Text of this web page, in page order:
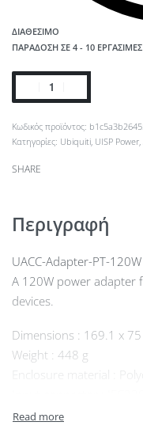
ΔΙΑΘΈΣΙΜΟ
ΠΑΡΆΔΟΣΗ ΣΕ 4 - 10 ΕΡΓΆΣΙΜΕΣ
Κατηγορίες: Ubiquiti UISP Power
SHARE
Περιγραφή
UACC-Adapter-PT-
A 120W power adapter
devices.
Dimensions : 169.1 x
Weight : 448 g
Input voltage :